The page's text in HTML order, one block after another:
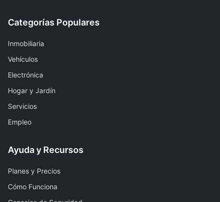
Categorías Populares
Inmobiliaria
Vehículos
Electrónica
Hogar y Jardín
Servicios
Empleo
Ayuda y Recursos
Planes y Precios
Cómo Funciona